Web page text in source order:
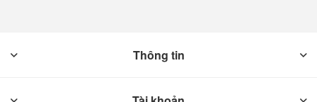
Thông tin